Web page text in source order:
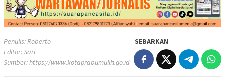
Penulis: Roberto
Editor: Sari
Sumber:https://www.kotaprabumulih.go.id
SEBARKAN